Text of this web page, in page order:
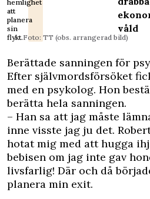
hemlighet
att
planera
sin
flykt.Foto: TT (obs. arrangerad bild)
våld
Berättade sanningen för
Efter självmordsförsöket
med en psykolog. Hon
berätta hela sanningen.
– Han sa att jag måste
inne visste jag ju det.
hotat mig med att hugga
bebisen om jag inte gav
livsfarlig! Där och då
planera min exit.